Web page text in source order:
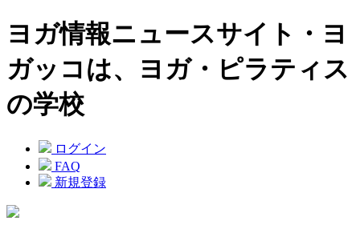
ヨガ情報ニュースサイト・ヨ
ガッコは、ヨガ・ピラティス
の学校
ログイン
FAQ
新規登録